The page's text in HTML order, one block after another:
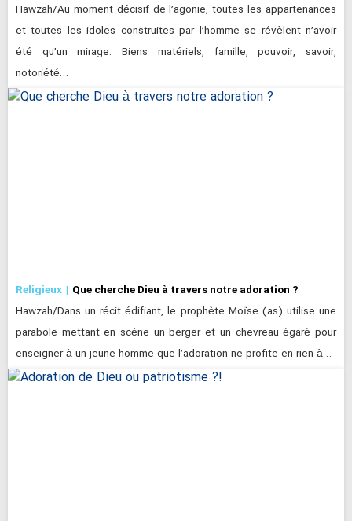
Hawzah/Au moment décisif de l’agonie, toutes les appartenances
et toutes les idoles construites par l’homme se révèlent n’avoir
été qu’un mirage. Biens matériels, famille, pouvoir, savoir,
notoriété…
Religieux Que cherche Dieu à travers notre adoration ?
Hawzah/Dans un récit édifiant, le prophète Moïse (as) utilise une
parabole mettant en scène un berger et un chevreau égaré pour
enseigner à un jeune homme que l’adoration ne profite en rien à…